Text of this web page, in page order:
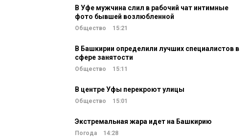
В Уфе мужчина слил в рабочий чат интимные
фото бывшей возлюбленной
Общество 15:21
В Башкирии определили лучших специалистов в
сфере занятости
Общество 15:11
В центре Уфы перекроют улицы
Общество 15:01
Экстремальная жара идет на Башкирию
Погода 14:28